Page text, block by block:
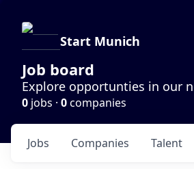
Start Munich
Job board
Explore opportunties in our
0 jobs · 0companies
Jobs Companies Talent